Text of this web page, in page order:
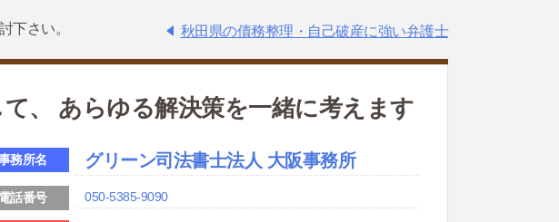
下さい。 秋田県の債務整理・自己破産に強い弁護士
、 あらゆる解決策を一緒に考えます
務所名 グリーン司法書士法人 大阪事務所
電話番号 050-5385-9090